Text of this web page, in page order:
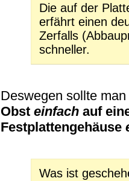
Die auf der
erfährt einen
Zerfalls
schneller.
Deswegen sollte
Obst einfachauf
Festplattengehäuse
Was ist